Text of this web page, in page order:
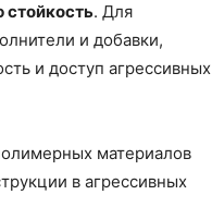
. Для
и добавки,
и доступ агрессивных
материалов
в агрессивных